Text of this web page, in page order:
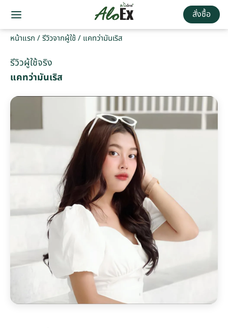
สั่งซื้อ
หน้าแรก /รีวิวจากผู้ใช้ / แคทว่ามันเริส
รีวิวผู้ใช้จริง
แคทว่ามันเริส